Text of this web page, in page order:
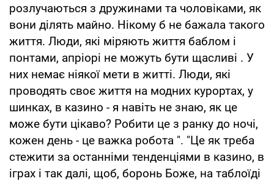
розлучаються з дружинами та чоловіками, як
вони ділять майно. Нікому б не бажала такого
життя. Люди, які міряють життя баблом і
понтами, апріорі не можуть бути щасливі . У
них немає ніякої мети в житті. Люди, які
проводять своє життя на модних курортах, у
шинках, в казино - я навіть не знаю, як це
може бути цікаво? Робити це з ранку до ночі,
кожен день - це важка робота ". "Це як треба
стежити за останніми тенденціями в казино, в
іграх і так далі, щоб, боронь Боже, на таблоїді